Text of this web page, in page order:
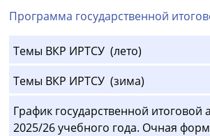
Программа государственной
Темы ВКР ИРТСУ (лето)
Темы ВКР ИРТСУ (зима)
График государственной итоговой
2025/26 учебного года. Очная